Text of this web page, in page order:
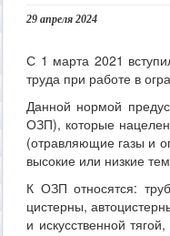
29 апреля 2024
С 1 марта 2021
труда при работе в
Данной нормой
ОЗП), которые
(отравляющие газы и
высокие или низкие
К ОЗП относятся:
цистерны,
и искусственной